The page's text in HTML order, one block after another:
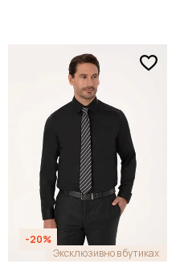
-20%
Эксклюзивно в бутиках